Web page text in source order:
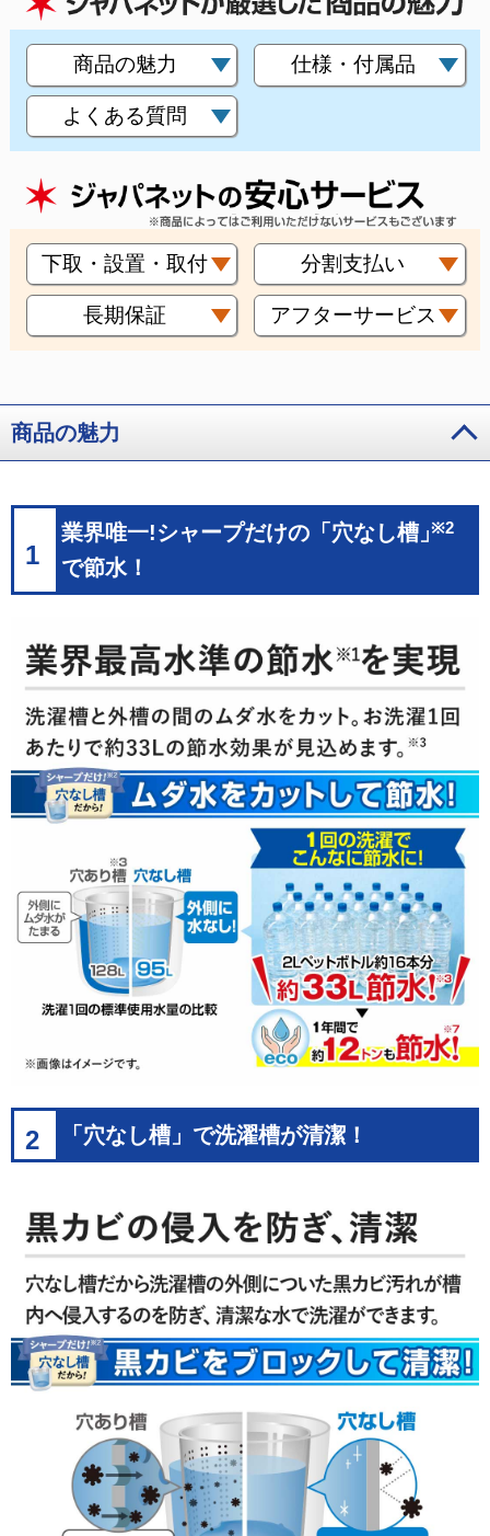
商品の魅力 仕様・付属品
よくある質問
下取・設置・取付 分割支払い
長期保証 アフターサービス
商品の魅力
1
業界唯一!シャープだけの「穴なし槽」※2
で節水！
2 「穴なし槽」で洗濯槽が清潔！